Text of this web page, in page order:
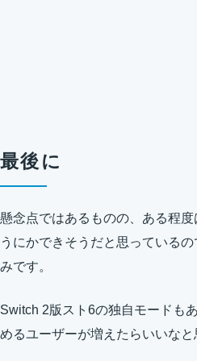
最後に
懸念点ではあるものの、ある程
うにかできそうだと思っている
みです。
Switch 2版スト6の独自モードも
めるユーザーが増えたらいいなと